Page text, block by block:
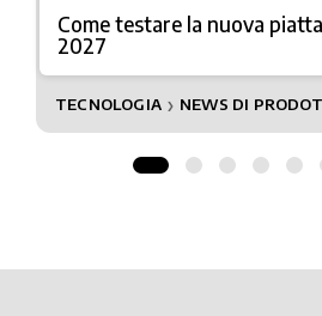
Come testare la nuova
2027
TECNOLOGIA ❯ NEWS DI